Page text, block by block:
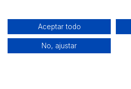
Aceptar todo
No, ajustar